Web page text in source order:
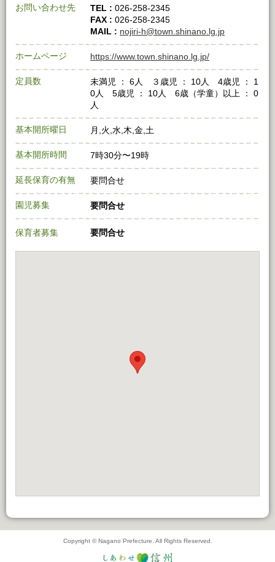
お問い合わせ先 TEL : 026-258-2345
FAX : 026-258-2345
MAIL : nojiri-h@town.shinano.lg.jp
ホームページ https://www.town.shinano.lg.jp/
定員数
未満児 ： 6人 ３歳児 ： 10人 4歳児 ： 1
0人 5歳児 ： 10人 6歳（学童）以上 ： 0
人
基本開所曜日 月,火,水,木,金,土
基本開所時間 7時30分〜19時
延長保育の有無 要問合せ
園児募集 要問合せ
保育者募集 要問合せ
Copyright © Nagano Prefecture. All Rights Reserved.